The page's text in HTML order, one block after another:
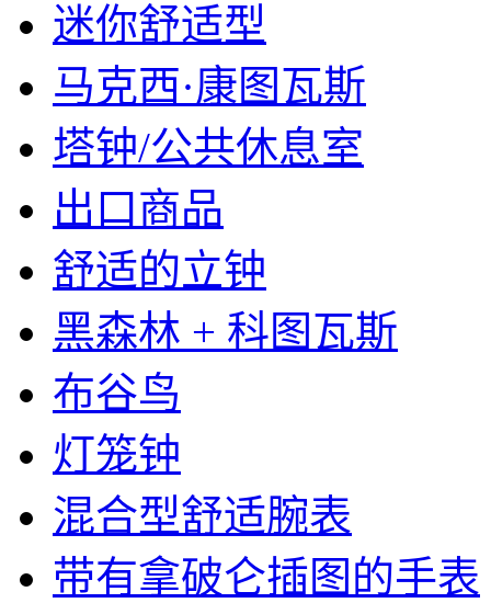
迷你舒适型
马克西·康图瓦斯
塔钟/公共休息室
出口商品
舒适的立钟
黑森林 + 科图瓦斯
布谷鸟
灯笼钟
混合型舒适腕表
带有拿破仑插图的手表